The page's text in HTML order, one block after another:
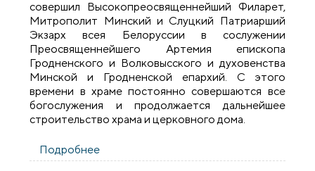
совершил Высокопреосвященнейший Филарет,
Митрополит Минский и Слуцкий Патриарший
Экзарх всея Белоруссии в сослужении
Преосвященнейшего Артемия епископа
Гродненского и Волковысского и духовенства
Минской и Гродненской епархий. С этого
времени в храме постоянно совершаются все
богослужения и продолжается дальнейшее
строительство храма и церковного дома.
Подробнее
в честь Виленских мучеников города